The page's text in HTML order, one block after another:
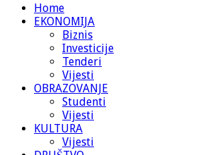
Home
EKONOMIJA
Biznis
Investicije
Tenderi
Vijesti
OBRAZOVANJE
Studenti
Vijesti
KULTURA
Vijesti